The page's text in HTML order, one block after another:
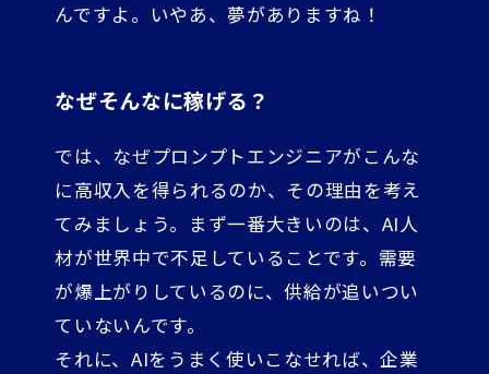
んですよ。いやあ、夢がありますね！
なぜそんなに稼げる？
では、なぜプロンプトエンジニアがこんな
に高収入を得られるのか、その理由を考え
てみましょう。まず一番大きいのは、AI人
材が世界中で不足していることです。需要
が爆上がりしているのに、供給が追いつい
ていないんです。
それに、AIをうまく使いこなせれば、企業